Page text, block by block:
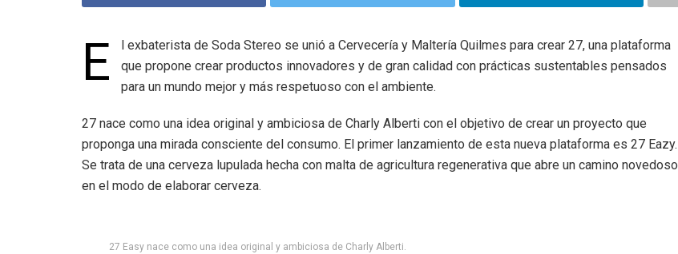
E
l exbaterista de Soda Stereo se unió a Cervecería y Maltería Quilmes para crear 27, una plataforma
que propone crear productos innovadores y de gran calidad con prácticas sustentables pensados
para un mundo mejor y más respetuoso con el ambiente.
27 nace como una idea original y ambiciosa de Charly Alberti con el objetivo de crear un proyecto que
proponga una mirada consciente del consumo. El primer lanzamiento de esta nueva plataforma es 27 Eazy.
Se trata de una cerveza lupulada hecha con malta de agricultura regenerativa que abre un camino novedoso
en el modo de elabo­rar cerveza.
27 Easy nace como una idea original y ambiciosa de Charly Alberti.